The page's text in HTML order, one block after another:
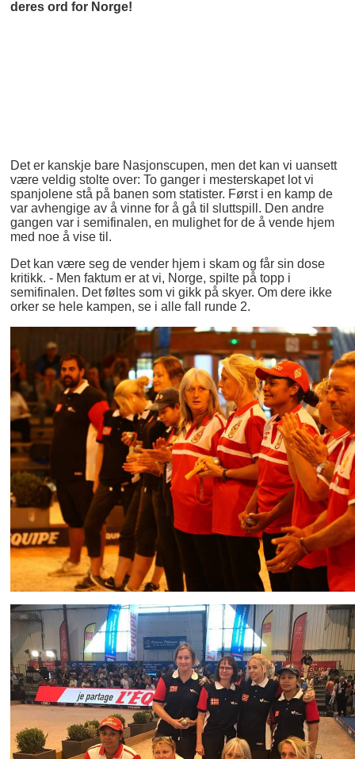
deres ord for Norge!
Det er kanskje bare Nasjonscupen, men det kan vi uansett
være veldig stolte over: To ganger i mesterskapet lot vi
spanjolene stå på banen som statister. Først i en kamp de
var avhengige av å vinne for å gå til sluttspill. Den andre
gangen var i semifinalen, en mulighet for de å vende hjem
med noe å vise til.
Det kan være seg de vender hjem i skam og får sin dose
kritikk. - Men faktum er at vi, Norge, spilte på topp i
semifinalen. Det føltes som vi gikk på skyer. Om dere ikke
orker se hele kampen, se i alle fall runde 2.